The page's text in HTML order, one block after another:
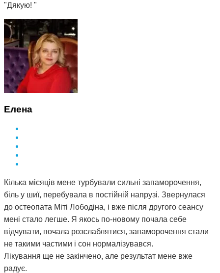
"Дякую! "
Елена
Кілька місяців мене турбували сильні запаморочення,
біль у шиї, перебувала в постійній напрузі. Звернулася
до остеопата Міті Лободіна, і вже після другого сеансу
мені стало легше. Я якось по-новому почала себе
відчувати, почала розслаблятися, запаморочення стали
не такими частими і сон нормалізувався.
Лікування ще не закінчено, але результат мене вже
радує.